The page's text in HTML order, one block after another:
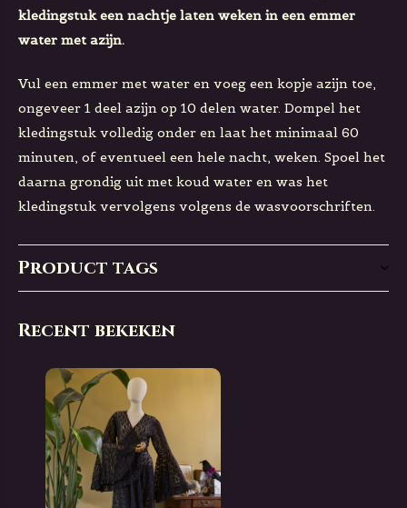
kledingstuk een nachtje laten weken in een emmer
water met azijn.
Vul een emmer met water en voeg een kopje azijn toe,
ongeveer 1 deel azijn op 10 delen water. Dompel het
kledingstuk volledig onder en laat het minimaal 60
minuten, of eventueel een hele nacht, weken. Spoel het
daarna grondig uit met koud water en was het
kledingstuk vervolgens volgens de wasvoorschriften.
Product tags
Recent bekeken